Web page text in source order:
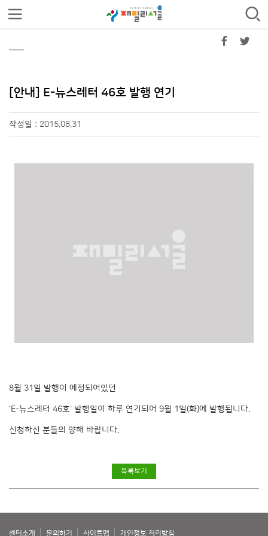
[안내] E-뉴스레터 46호 발행 연기
작성일 : 2015.08.31
8월 31일 발행이 예정되어있던
'E-뉴스레터 46호' 발행일이 하루 연기되어 9월 1일(화)에 발행됩니다.
신청하신 분들의 양해 바랍니다.
목록보기
센터소개 문의하기 사이트맵 개인정보 처리방침